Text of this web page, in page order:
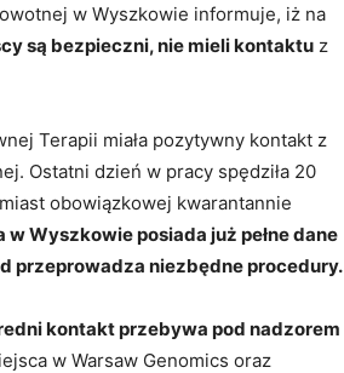
w Wyszkowie informuje, iż na
są bezpieczni, nie mieli kontaktu z
Terapii miała pozytywny kontakt z
Ostatni dzień w pracy spędziła 20
obowiązkowej kwarantannie
Wyszkowie posiada już pełne dane
przeprowadza niezbędne procedury.
kontakt przebywa pod nadzorem
w Warsaw Genomics oraz